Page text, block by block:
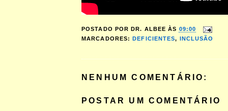
POSTADO POR DR. ALBEE ÀS 09:00
MARCADORES:DEFICIENTES, INCLUSÃO
NENHUM COMENTÁRIO:
POSTAR UM COMENTÁRIO